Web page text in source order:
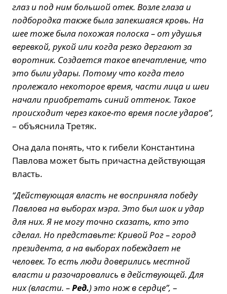
глаз и под ним большой отек. Возле глаза и
подбородка также была запекшаяся кровь. На
шее тоже была похожая полоска – от удушья
веревкой, рукой или когда резко дергают за
воротник. Создается такое впечатление, что
это были удары. Потому что когда тело
пролежало некоторое время, части лица и шеи
начали приобретать синий оттенок. Такое
происходит через какое-то время после ударов”,
– объяснила Третяк.
Она дала понять, что к гибели Константина
Павлова может быть причастна действующая
власть.
“Действующая власть не восприняла победу
Павлова на выборах мэра. Это был шок и удар
для них. Я не могу точно сказать, кто это
сделал. Но представьте: Кривой Рог – город
президента, а на выборах побеждает не
человек. То есть люди доверились местной
власти и разочаровались в действующей. Для
них (власти. –Ред.) это нож в сердце”, –